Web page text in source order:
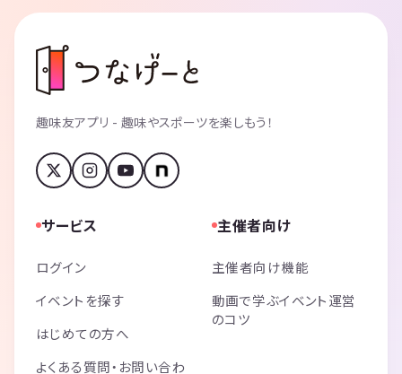
趣味友アプリ - 趣味やスポーツを楽しもう！
サービス
ログイン
イベントを探す
はじめての方へ
よくある質問・お問い合わ
主催者向け
主催者向け機能
動画で学ぶイベント運営
のコツ